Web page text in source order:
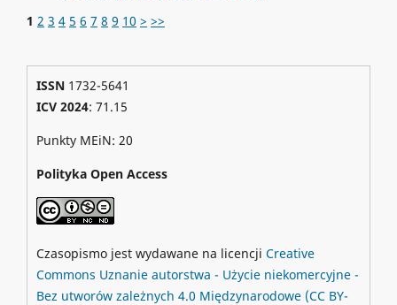
1 2 3 4 5 6 7 8 9 10 > >>
ISSN1732-5641
ICV 2024: 71.15
Punkty MEiN: 20
Polityka Open Access
Czasopismo jest wydawane na licencji Creative
Commons Uznanie autorstwa - Użycie niekomercyjne -
Bez utworów zależnych 4.0 Międzynarodowe (CC BY-